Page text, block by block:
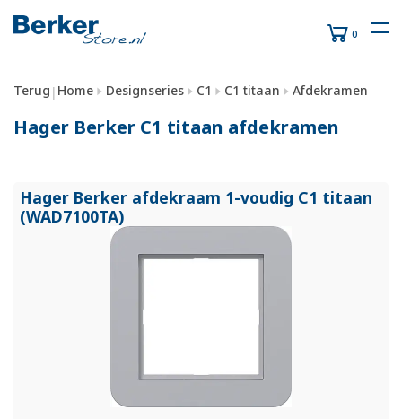
0
Terug | Home Designseries C1 C1 titaan Afdekramen
Hager Berker C1 titaan afdekramen
Hager Berker afdekraam 1-voudig C1 titaan
(WAD7100TA)